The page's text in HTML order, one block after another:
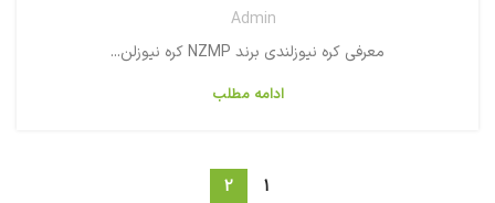
Admin
معرفی کره نیوزلندی برند NZMP کره نیوزلن...
ادامه مطلب
1
2